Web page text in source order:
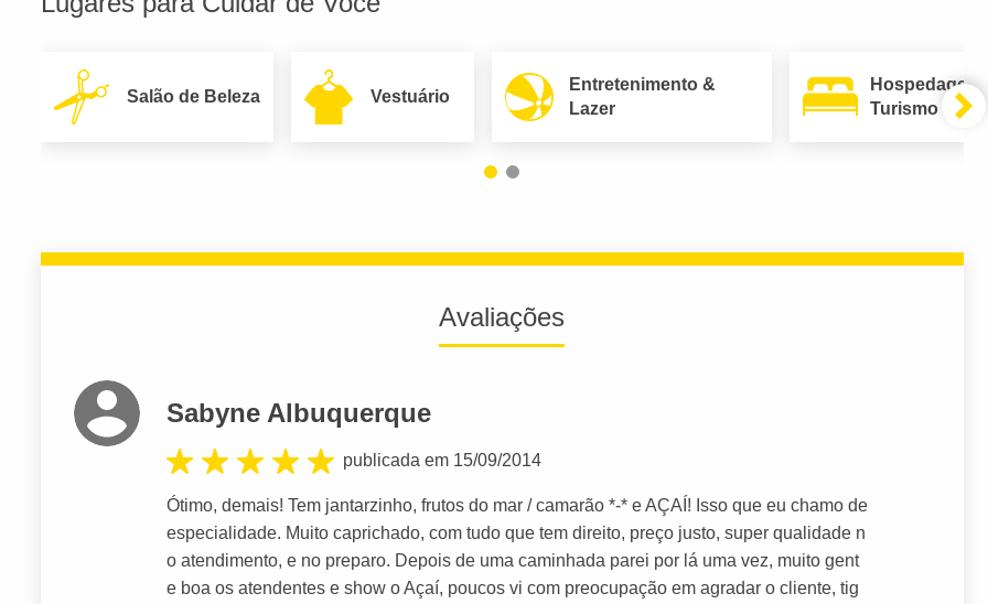
Salão de Beleza Vestuário
Entretenimento &
Lazer
Hospedagem
Turismo
Avaliações
Sabyne Albuquerque
publicada em 15/09/2014
Ótimo, demais! Tem jantarzinho, frutos do mar / camarão *-* e AÇAÍ! Isso que eu chamo de
especialidade. Muito caprichado, com tudo que tem direito, preço justo, super qualidade n
o atendimento, e no preparo. Depois de uma caminhada parei por lá uma vez, muito gent
e boa os atendentes e show o Açaí, poucos vi com preocupação em agradar o cliente, tig